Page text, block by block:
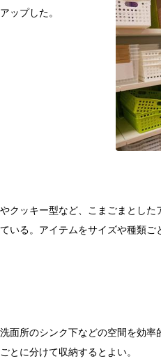
ップした。
クッキー型など、こまごまとし
いる。アイテムをサイズや種類
面所のシンク下などの空間を効
とに分けて収納するとよい。